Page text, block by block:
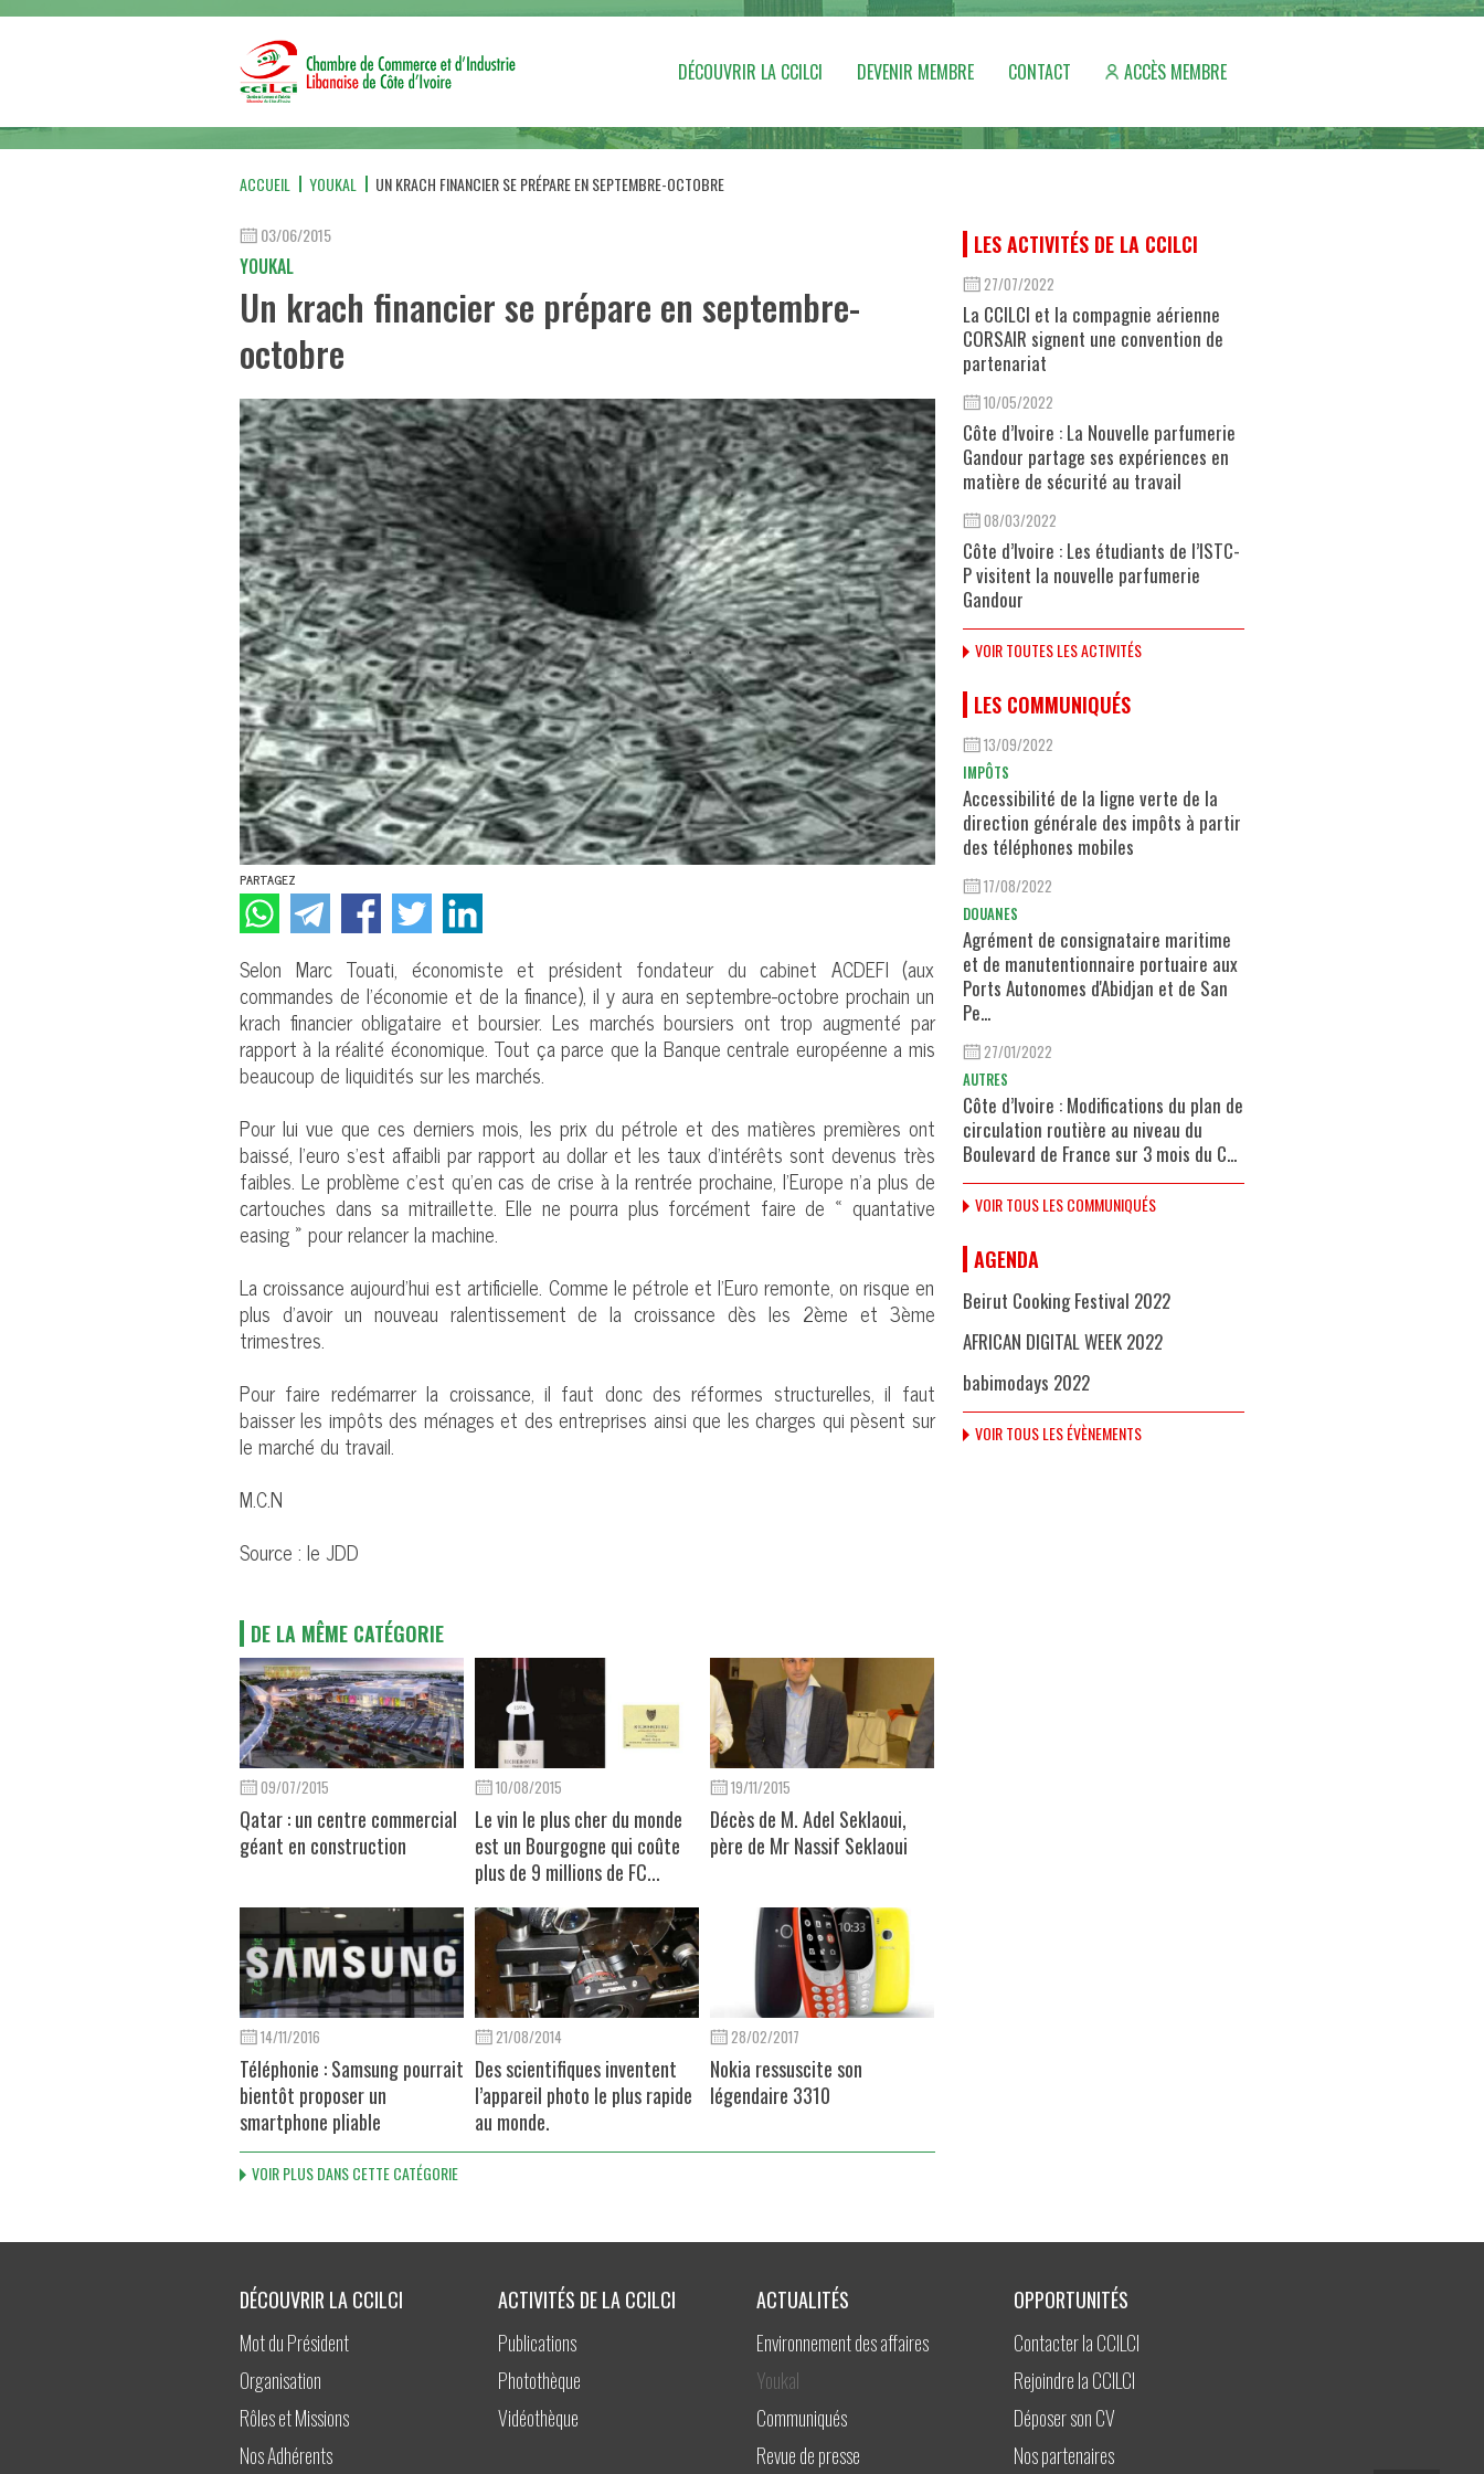
DÉCOUVRIR LA CCILCI DEVENIR MEMBRE CONTACT ACCÈS MEMBRE
ACCUEIL YOUKAL UN KRACH FINANCIER SE PRÉPARE EN SEPTEMBRE-OCTOBRE
03/06/2015
YOUKAL
Un krach financier se prépare en septembre-
octobre
PARTAGEZ
Selon Marc Touati, économiste et président fondateur du cabinet ACDEFI (aux
commandes de l'économie et de la finance), il y aura en septembre-octobre prochain un
krach financier obligataire et boursier. Les marchés boursiers ont trop augmenté par
rapport à la réalité économique. Tout ça parce que la Banque centrale européenne a mis
beaucoup de liquidités sur les marchés.
Pour lui vue que ces derniers mois, les prix du pétrole et des matières premières ont
baissé, l’euro s’est affaibli par rapport au dollar et les taux d’intérêts sont devenus très
faibles. Le problème c’est qu'en cas de crise à la rentrée prochaine, l’Europe n’a plus de
cartouches dans sa mitraillette. Elle ne pourra plus forcément faire de « quantative
easing » pour relancer la machine.
La croissance aujourd’hui est artificielle. Comme le pétrole et l’Euro remonte, on risque en
plus d’avoir un nouveau ralentissement de la croissance dès les 2ème et 3ème
trimestres.
Pour faire redémarrer la croissance, il faut donc des réformes structurelles, il faut
baisser les impôts des ménages et des entreprises ainsi que les charges qui pèsent sur
le marché du travail.
M.C.N
Source : le JDD
DE LA MÊME CATÉGORIE
09/07/2015
Qatar : un centre commercial
géant en construction
10/08/2015
Le vin le plus cher du monde
est un Bourgogne qui coûte
plus de 9 millions de FC...
19/11/2015
Décès de M. Adel Seklaoui,
père de Mr Nassif Seklaoui
14/11/2016
Téléphonie : Samsung pourrait
bientôt proposer un
smartphone pliable
21/08/2014
Des scientifiques inventent
l’appareil photo le plus rapide
au monde.
28/02/2017
Nokia ressuscite son
légendaire 3310
VOIR PLUS DANS CETTE CATÉGORIE
LES ACTIVITÉS DE LA CCILCI
27/07/2022
La CCILCI et la compagnie aérienne
CORSAIR signent une convention de
partenariat
10/05/2022
Côte d’Ivoire : La Nouvelle parfumerie
Gandour partage ses expériences en
matière de sécurité au travail
08/03/2022
Côte d’Ivoire : Les étudiants de l’ISTC-
P visitent la nouvelle parfumerie
Gandour
VOIR TOUTES LES ACTIVITÉS
LES COMMUNIQUÉS
13/09/2022
IMPÔTS
Accessibilité de la ligne verte de la
direction générale des impôts à partir
des téléphones mobiles
17/08/2022
DOUANES
Agrément de consignataire maritime
et de manutentionnaire portuaire aux
Ports Autonomes d'Abidjan et de San
Pe...
27/01/2022
AUTRES
Côte d’Ivoire : Modifications du plan de
circulation routière au niveau du
Boulevard de France sur 3 mois du C...
VOIR TOUS LES COMMUNIQUÉS
AGENDA
Beirut Cooking Festival 2022
AFRICAN DIGITAL WEEK 2022
babimodays 2022
VOIR TOUS LES ÉVÈNEMENTS
DÉCOUVRIR LA CCILCI
Mot du Président
Organisation
Rôles et Missions
Nos Adhérents
ACTIVITÉS DE LA CCILCI
Publications
Photothèque
Vidéothèque
ACTUALITÉS
Environnement des affaires
Youkal
Communiqués
Revue de presse
OPPORTUNITÉS
Contacter la CCILCI
Rejoindre la CCILCI
Déposer son CV
Nos partenaires